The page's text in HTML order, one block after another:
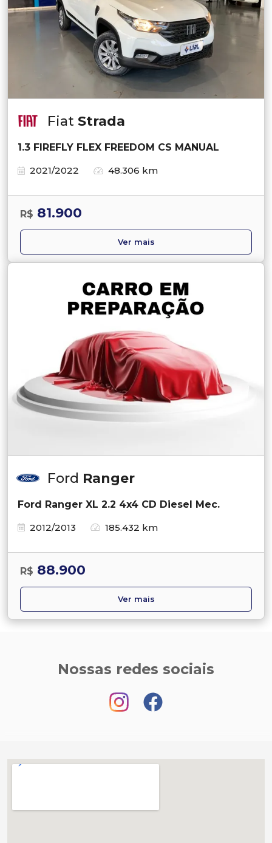
Fiat Strada
1.3 FIREFLY FLEX FREEDOM CS MANUAL
2021/2022
48.306 km
R$ 81.900
Ver mais
Ford Ranger
Ford Ranger XL 2.2 4x4 CD Diesel Mec.
2012/2013
185.432 km
R$ 88.900
Ver mais
Nossas redes sociais